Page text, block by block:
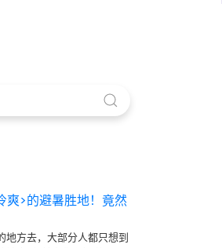
爽>的避暑胜地！竟然
地方去，大部分人都只想到